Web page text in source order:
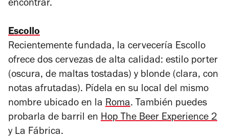
encontrar.
Escollo
Recientemente fundada, la cervecería Escollo
ofrece dos cervezas de alta calidad: estilo porter
(oscura, de maltas tostadas) y blonde (clara, con
notas afrutadas). Pídela en su local del mismo
nombre ubicado en la Roma. También puedes
probarla de barril en Hop The Beer Experience 2
y La Fábrica.